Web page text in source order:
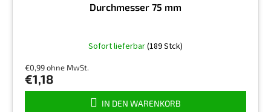
Durchmesser 75 mm
Sofort lieferbar(189 Stck)
€0,99 ohne MwSt.
€1,18
IN DEN WARENKORB